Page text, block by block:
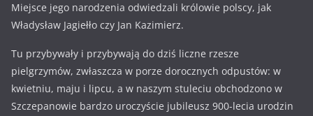
Miejsce jego narodzenia odwiedzali królowie polscy, jak
Władysław Jagiełło czy Jan Kazimierz.
Tu przybywały i przybywają do dziś liczne rzesze
pielgrzymów, zwłaszcza w porze dorocznych odpustów: w
kwietniu, maju i lipcu, a w naszym stuleciu obchodzono w
Szczepanowie bardzo uroczyście jubileusz 900-lecia urodzin